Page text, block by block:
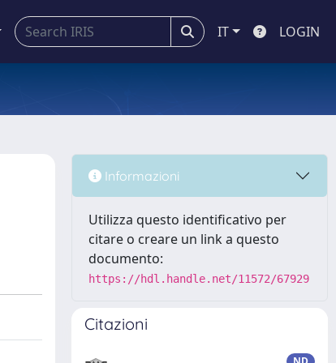
IT LOGIN
Informazioni
Utilizza questo identificativo per
citare o creare un link a questo
documento:
https://hdl.handle.net/11572/67929
Citazioni